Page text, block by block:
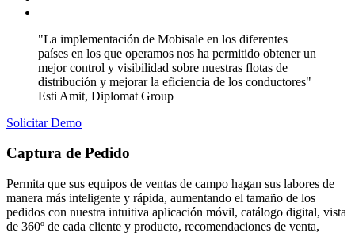
"La implementación de Mobisale en los diferentes
países en los que operamos nos ha permitido obtener un
mejor control y visibilidad sobre nuestras flotas de
distribución y mejorar la eficiencia de los conductores"
Esti Amit, Diplomat Group
Solicitar Demo
Captura de Pedido
Permita que sus equipos de ventas de campo hagan sus labores de
manera más inteligente y rápida, aumentando el tamaño de los
pedidos con nuestra intuitiva aplicación móvil, catálogo digital, vista
de 360º de cada cliente y producto, recomendaciones de venta,